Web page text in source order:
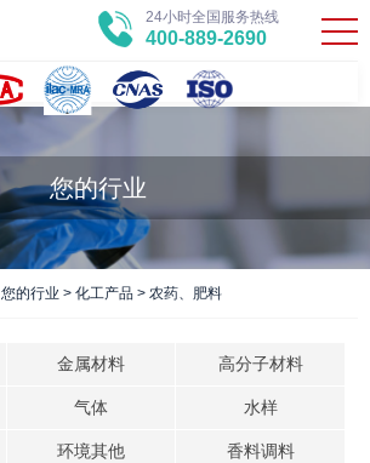
24小时全国服务热线
400-889-2690
您的行业
您的行业 > 化工产品 > 农药、肥料
金属材料 高分子材料
气体 水样
环境其他 香料调料